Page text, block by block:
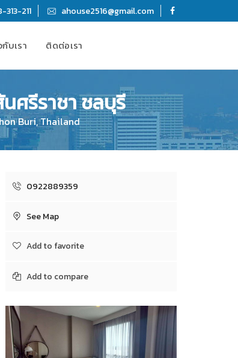
211 ahouse2516@gmail.com
บเรา ติดต่อเรา
ศรีราชา ชลบุรี
Buri, Thailand
0922889359
See Map
Add to favorite
Add to compare